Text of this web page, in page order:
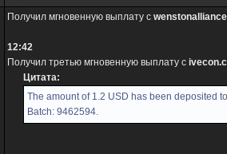
Получил мгновенную выплату с
12:42
Получил третью мгновенную выплату с
Цитата:
The amount of 1.2 USD has been deposited
Batch: 9462594.